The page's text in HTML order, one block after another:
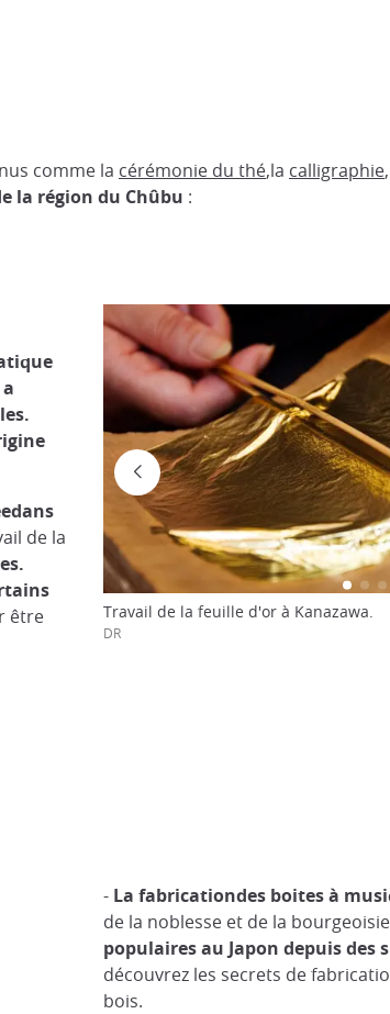
comme la cérémonie du thé,la calligraphie
la région du Chûbu :
a
de la
être
Travail de la feuille d'or à Kanazawa.
DR
- La fabricationdesboites à
de la noblesse et de la
populaires au Japon depuis des
découvrez les secrets de
bois.